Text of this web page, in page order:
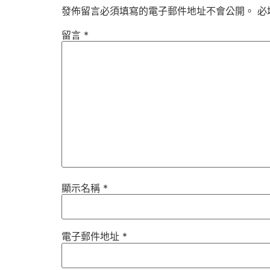
發佈留言必須填寫的電子郵件地址不會公開。 必
留言 *
顯示名稱 *
電子郵件地址 *